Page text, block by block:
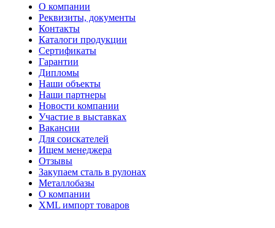
О компании
Реквизиты, документы
Контакты
Каталоги продукции
Сертификаты
Гарантии
Дипломы
Наши объекты
Наши партнеры
Новости компании
Участие в выставках
Вакансии
Для соискателей
Ищем менеджера
Отзывы
Закупаем сталь в рулонах
Металлобазы
О компании
XML импорт товаров